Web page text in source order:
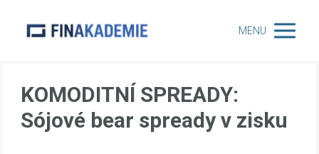
MENU
KOMODITNÍ SPREADY:
Sójové bear spready v zisku